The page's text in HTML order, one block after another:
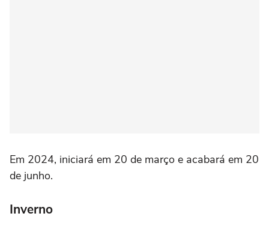
Em 2024, iniciará em 20 de março e acabará em 20
de junho.
Inverno